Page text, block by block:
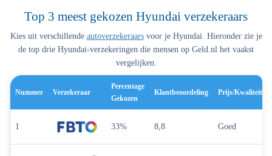
Top 3 meest gekozen Hyundai verzekeraars
Kies uit verschillende autoverzekeraarsvoor je Hyundai. Hieronder zie je
de top drie Hyundai-verzekeringen die mensen op Geld.nl het vaakst
vergelijken.
Nummer Verzekeraar
Percentage
Gekozen
Klantbeoordeling Prijs/kwaliteit
1 33% 8,8 Goed